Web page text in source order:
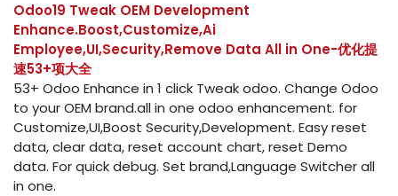
Odoo19 Tweak OEM Development
Enhance.Boost,Customize,Ai
Employee,UI,Security,Remove Data All in One-优化提
速53+项大全
53+ Odoo Enhance in 1 click Tweak odoo. Change Odoo
to your OEM brand.all in one odoo enhancement. for
Customize,UI,Boost Security,Development. Easy reset
data, clear data, reset account chart, reset Demo
data. For quick debug. Set brand,Language Switcher all
in one.